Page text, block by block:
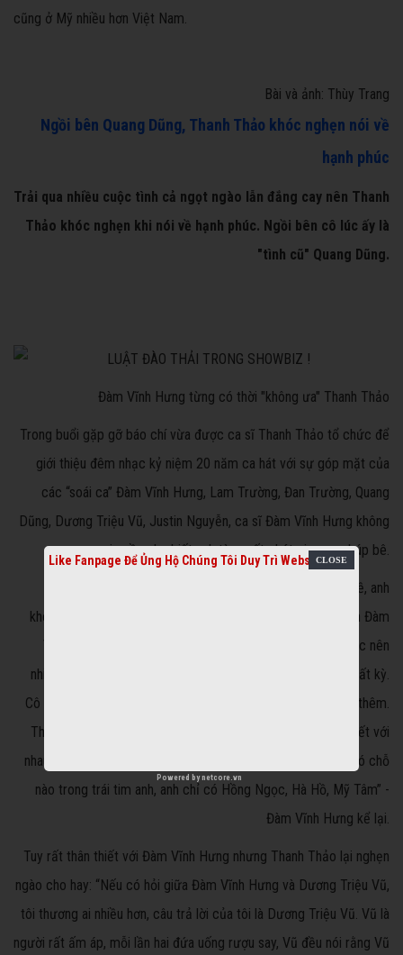
cũng ở Mỹ nhiều hơn Việt Nam.
Bài và ảnh: Thùy Trang
Ngồi bên Quang Dũng, Thanh Thảo khóc nghẹn nói về
hạnh phúc
Trải qua nhiều cuộc tình cả ngọt ngào lẫn đắng cay nên Thanh
Thảo khóc nghẹn khi nói về hạnh phúc. Ngồi bên cô lúc ấy là
"tình cũ" Quang Dũng.
Đàm Vĩnh Hưng từng có thời "không ưa" Thanh Thảo
Trong buổi gặp gỡ báo chí vừa được ca sĩ Thanh Thảo tổ chức để
giới thiệu đêm nhạc kỷ niệm 20 năm ca hát với sự góp mặt của
các “soái ca” Đàm Vĩnh Hưng, Lam Trường, Đan Trường, Quang
Dũng, Dương Triệu Vũ, Justin Nguyễn, ca sĩ Đàm Vĩnh Hưng không
ngại ngần cho biết anh từng rất ghét giọng ca búp bê.
Giọng ca “say tình” cho hay những ngày đầu tiên vào nghề, anh
không hề ưa Thanh Thảo bởi Thảo nổi tiếng hơn, đắt sô hơn Đàm
Vĩnh Hưng. “"Thanh Thảo luôn được các bầu sô chăm sóc nên
nhiều khi đến rất trễ nhưng vẫn đòi hát sớm khiến tôi thấy rất kỳ.
Cô ấy luôn được các bầu sô chào đón nên tôi lại càng ghét thêm.
Thế nhưng rồi không hiểu sao dần dần chúng tôi lại thân thiết với
nhau. Sau nhiều năm cô ấy còn “khủng bố” rằng em không có chỗ
nào trong trái tim anh, anh chỉ có Hồng Ngọc, Hà Hồ, Mỹ Tâm” -
Đàm Vĩnh Hưng kể lại.
Tuy rất thân thiết với Đàm Vĩnh Hưng nhưng Thanh Thảo lại nghẹn
ngào cho hay: “Nếu có hỏi giữa Đàm Vĩnh Hưng và Dương Triệu Vũ,
tôi thương ai nhiều hơn, câu trả lời của tôi là Dương Triệu Vũ. Vũ là
người rất ấm áp, mỗi lần hai đứa uống rượu say, Vũ đều nói rằng Vũ
Like Fanpage Để Ủng Hộ Chúng Tôi Duy Trì Website
Powered bynetcore.vn